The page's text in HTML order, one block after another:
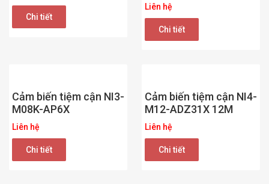
Chi tiết
Liên hệ
Chi tiết
Cảm biến tiệm cận NI3-
M08K-AP6X
Liên hệ
Chi tiết
Cảm biến tiệm cận NI4-
M12-ADZ31X 12M
Liên hệ
Chi tiết